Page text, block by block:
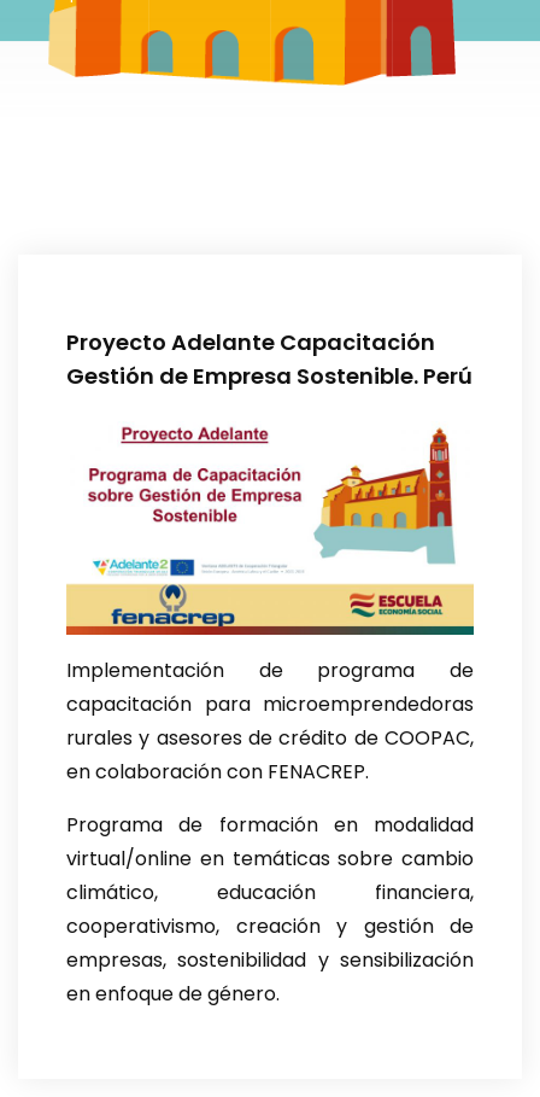
Proyecto Adelante Capacitación
Gestión de Empresa Sostenible. Perú
Implementación de programa de
capacitación para microemprendedoras
rurales y asesores de crédito de COOPAC,
en colaboración con FENACREP.
Programa de formación en modalidad
virtual/online en temáticas sobre cambio
climático, educación financiera,
cooperativismo, creación y gestión de
empresas, sostenibilidad y sensibilización
en enfoque de género.